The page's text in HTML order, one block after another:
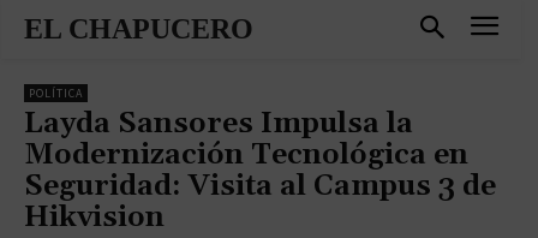
EL CHAPUCERO
POLÍTICA
Layda Sansores Impulsa la
Modernización Tecnológica en
Seguridad: Visita al Campus 3 de
Hikvision